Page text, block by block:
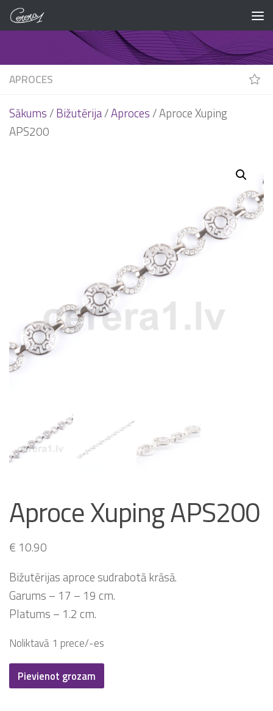
Skip to content
APROCES
Sākums/Bižutērija/Aproces/ Aproce Xuping
APS200
Aproce Xuping APS200
€ 10.90
Bižutērijas aproce sudrabotā krāsā.
Garums – 17 – 19 cm.
Platums – 1.2 cm.
Noliktavā 1 prece/-es
Aproce
Xuping
Pievienot grozam